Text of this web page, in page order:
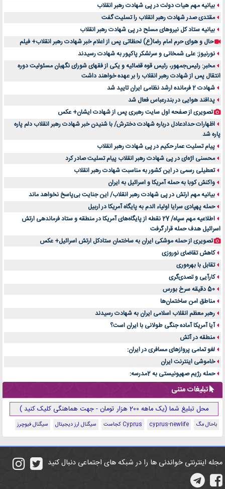
بیانیه مهم هیات دولت در پی شهادت رهبر انقلاب
مقتدی صدر شهادت رهبر انقلاب را تسلیت گفت
بیانیه ستاد کل نیروهای مسلح در پی شهادت رهبر انقلاب
حال و هوای حرم امام رضا(ع) لحظاتی پس از اعلام خبر شهادت رهبر انقلاب+ فیلم
نورنیوز: علی شمخانی و سرلشکر پاکپور به شهادت رسیدند
مخبر: رئیس‌جمهور، رئیس قوه ‌قضائیه و یکی از فقهای شورای نگهبان مسئولیت دوره
انتقال پس ‌از شهادت رهبر انقلاب را بر عهده خواهند داشت
شهادت 2 فرمانده ارشد نظامی ایران تایید شد
پدافند هوایی در بندرعباس فعال شد
تصویری از صفحه اول سایت رهبری پس از شهادت ایشان+ عکس
اظهارات حدادعادل درباره شهادت دخترش/ با شنیدن خبر شهادت رهبر انقلاب دلم پاره
پاره شد
پیام تسلیت عمار حکیم در پی شهادت رهبر انقلاب
محسنی اژه‌ای در پی شهادت رهبر انقلاب پیام تسلیت صادر کرد
تعطیلی رسمی در این کشور به مناسبت شهادت رهبر انقلاب
واکنش کوبا به حمله آمریکا و اسرائیل به ایران
بیانیه مهم ارتش در پی شهادت رهبر انقلاب/ این جنایت بی‌پاسخ نخواهد ماند
حمله پهپادی سرایا اولیاء الدم به پایگاه آمریکا در اربیل
اطلاعیه مهم سپاه/ 27 نقطه از پایگاه‌های آمریکا در منطقه و ستاد فرماندهی ارتش
اسرائیل هدف حمله قرار گرفت
تصویری از حمله موشکی ایران به ساختمان ستادکل ارتش اسرائیل+ عکس
کاهش تقاضای نوروزی
تقابل با بهره‌وری
کارآیی و تصدی‌گری
50 دقیقه سرخ بورس
مناطق امن ساختمان‌ها
رهبر معظم انقلاب اسلامی ایران به شهادت رسیدند
آیا آمریکا آماده جنگی طولانی با ایران است؟
منطقه در آتش
لغو تمامی پروازهای مسافری در ایران:
خاموشی اینترنت ایران
حمله رژیم صهیونیستی به 2مدرسه:
تبلیغات متنی
محل تبلیغ شما (یک ماهه 200 هزار تومان - جهت هماهنگی کلیک کنید )
باحال مگ cyprus-newlife Cyprus کجاست سیگنال ارز دیجیتال سیگنال فیوچرز
مجله اینترنتی خواندنی ها را در شبکه های اجتماعی دنبال کنید